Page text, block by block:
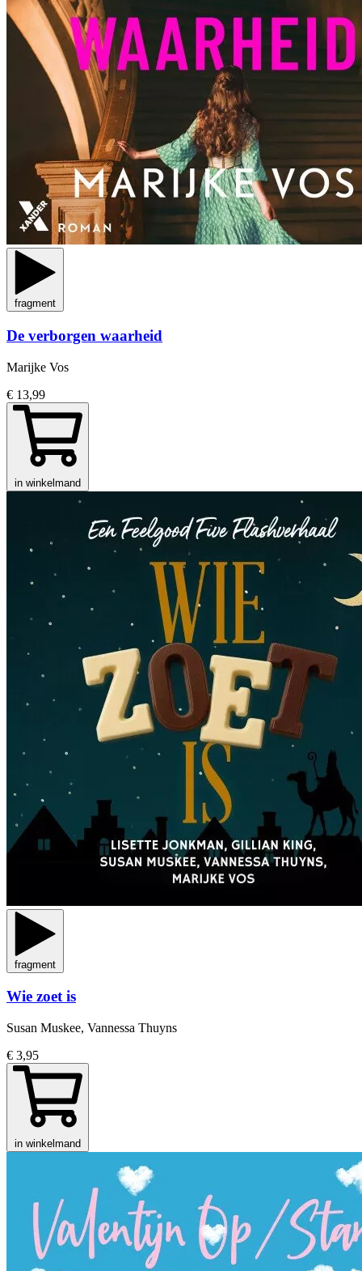
fragment
De verborgen waarheid
Marijke Vos
€ 13,99
in winkelmand
fragment
Wie zoet is
Susan Muskee, Vannessa Thuyns
€ 3,95
in winkelmand